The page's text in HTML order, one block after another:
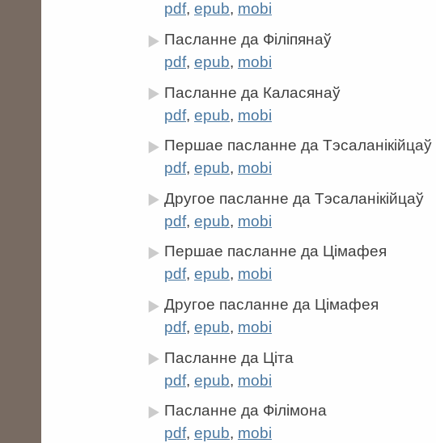
pdf, epub, mobi
Пасланне да Філіпянаў
pdf, epub, mobi
Пасланне да Каласянаў
pdf, epub, mobi
Першае пасланне да Тэсаланікійцаў
pdf, epub, mobi
Другое пасланне да Тэсаланікійцаў
pdf, epub, mobi
Першае пасланне да Цімафея
pdf, epub, mobi
Другое пасланне да Цімафея
pdf, epub, mobi
Пасланне да Ціта
pdf, epub, mobi
Пасланне да Філімона
pdf, epub, mobi